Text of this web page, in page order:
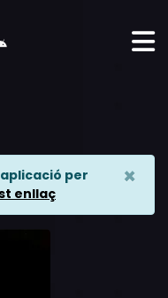
per
enllaç
×